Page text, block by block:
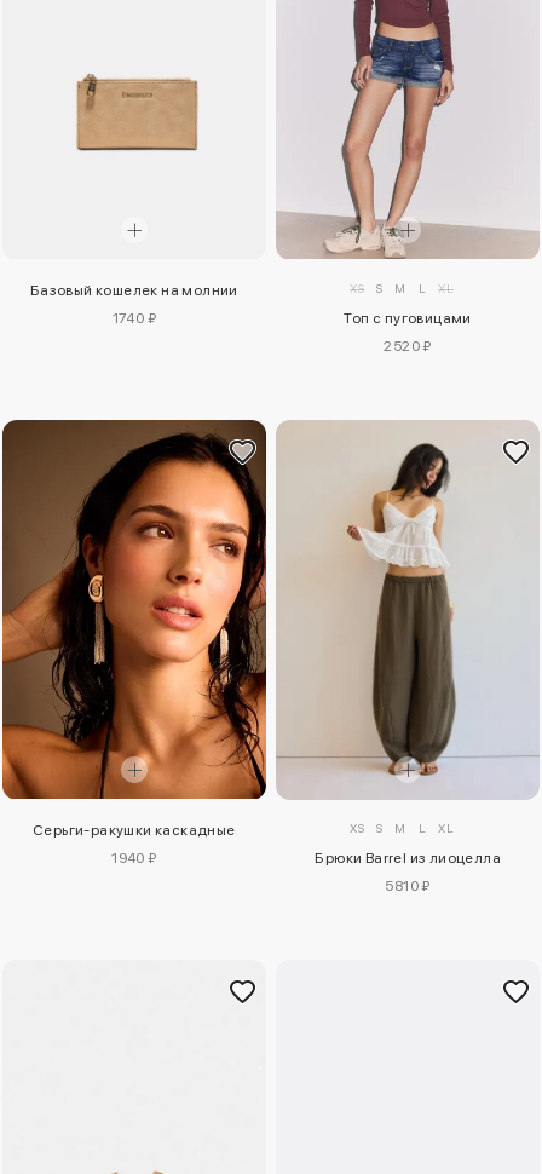
Базовый кошелек на молнии
1740 ₽
XS S M L XL
Топ с пуговицами
2520 ₽
Серьги-ракушки каскадные
1940 ₽
XS S M L XL
Брюки Barrel из лиоцелла
5810 ₽